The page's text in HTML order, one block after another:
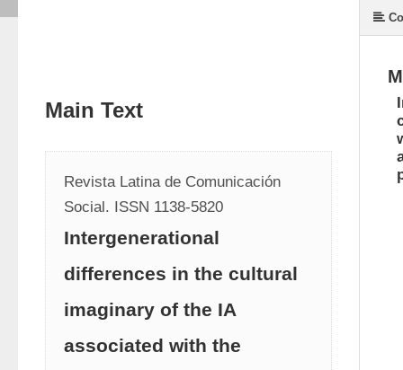
Main Text
Revista Latina de Comunicación
Social. ISSN 1138-5820
Intergenerational
differences in the cultural
imaginary of the IA
associated with the